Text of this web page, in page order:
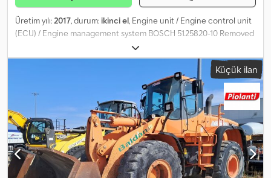
Üretim yılı:2017, durum: ikinci el, Engine unit / Engine control unit
(ECU) / Engine management system BOSCH 51.25820-10 Removed
from: MAN TGS 26.420 Euro 6 Year of manufacture: 2017 Cevoman
bv. Dedpfjzl Tmlex Aa Isck Lenskensdijk 5 2200 Herentals Belgium
Küçük ilan